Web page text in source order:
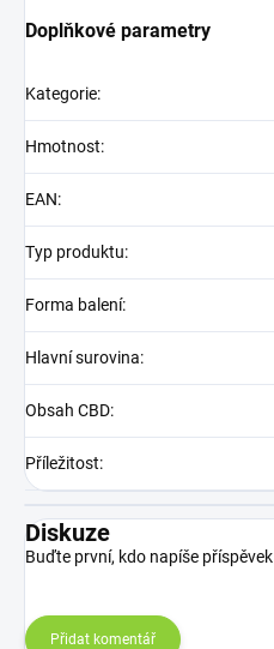
Doplňkové parametry
Kategorie:
Hmotnost:
EAN:
Typ produktu:
Forma balení:
Hlavní surovina:
Obsah CBD:
Příležitost:
Diskuze
Buďte první, kdo napíše
Přidat komentář